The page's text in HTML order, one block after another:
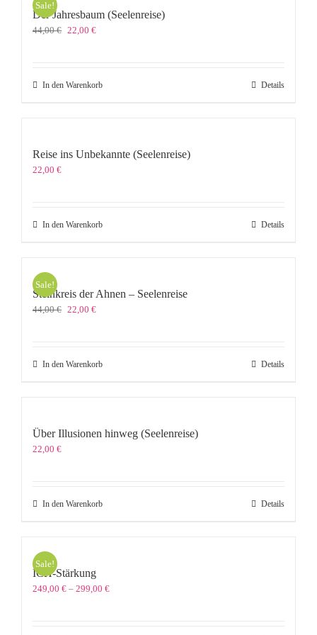
Sale!
Der Jahresbaum (Seelenreise)
44,00€ Ursprünglicher
22,00 €Aktueller
In den Warenkorb Details
Reise ins Unbekannte (Seelenreise)
22,00 €
In den Warenkorb Details
Sale!
Steinkreis der Ahnen – Seelenreise
44,00€ Ursprünglicher
22,00 €Aktueller
In den Warenkorb Details
Über Illusionen hinweg (Seelenreise)
22,00 €
In den Warenkorb Details
Sale!
ICH-Stärkung
249,00 € – 299,00 €Preisspanne: